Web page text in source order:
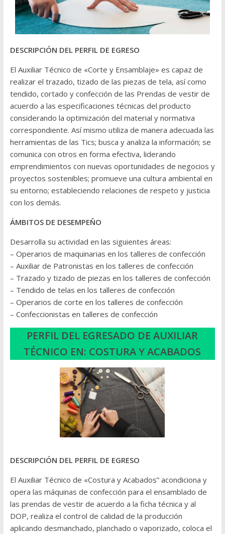
DESCRIPCIÓN DEL PERFIL DE EGRESO
El Auxiliar Técnico de «Corte y Ensamblaje» es capaz de
realizar el trazado, tizado de las piezas de tela, así como
tendido, cortado y confección de las Prendas de vestir de
acuerdo a las especificaciones técnicas del producto
considerando la optimización del material y normativa
correspondiente. Así mismo utiliza de manera adecuada las
herramientas de las Tics; busca y analiza la información; se
comunica con otros en forma efectiva, liderando
emprendimientos con nuevas oportunidades de negocios y
proyectos sostenibles; promueve una cultura ambiental en
su entorno; estableciendo relaciones de respeto y justicia
con los demás.
ÁMBITOS DE DESEMPEÑO
Desarrolla su actividad en las siguientes áreas:
– Operarios de maquinarias en los talleres de confección
– Auxiliar de Patronistas en los talleres de confección
– Trazado y tizado de piezas en los talleres de confección
– Tendido de telas en los talleres de confección
– Operarios de corte en los talleres de confección
– Confeccionistas en talleres de confección
PERFIL DEL EGRESADO DE AUXILIAR
TÉCNICO EN: COSTURA Y ACABADOS
DESCRIPCIÓN DEL PERFIL DE EGRESO
El Auxiliar Técnico de «Costura y Acabados” acondiciona y
opera las máquinas de confección para el ensamblado de
las prendas de vestir de acuerdo a la ficha técnica y al
DOP, realiza el control de calidad de la producción
aplicando desmanchado, planchado o vaporizado, coloca el